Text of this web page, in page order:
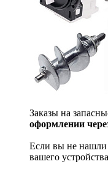
Заказы на
оформлении
Если вы не нашли
вашего